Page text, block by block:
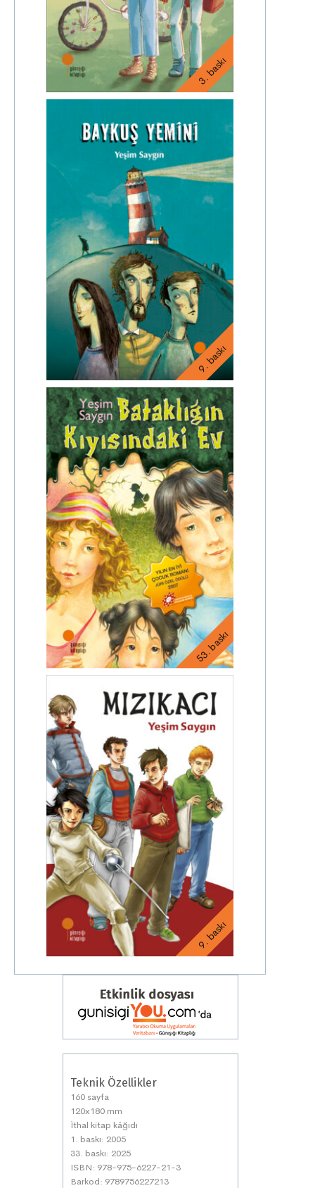
3. baskı
9. baskı
53. baskı
9. baskı
Teknik Özellikler
160 sayfa
120x180 mm
İthal kitap kâğıdı
1. baskı: 2005
33. baskı: 2025
ISBN: 978-975-6227-21-3
Barkod: 9789756227213